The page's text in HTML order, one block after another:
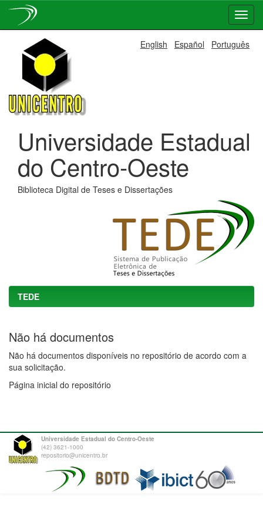
navigation
English Español Português
Universidade Estadual
do Centro-Oeste
Biblioteca Digital de Teses e Dissertações
TEDE
Não há documentos
Não há documentos disponíveis no repositório de acordo com a
sua solicitação.
Página inicial do repositório
Universidade Estadual do Centro-Oeste
(42) 3621-1000
repositorio@unicentro.br